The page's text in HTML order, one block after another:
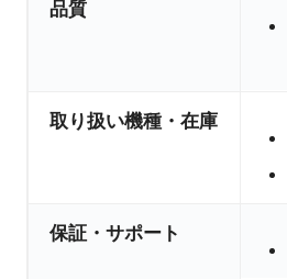
品質
取り扱い機種・在庫
保証・サポート